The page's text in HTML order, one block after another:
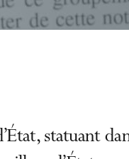
statuant